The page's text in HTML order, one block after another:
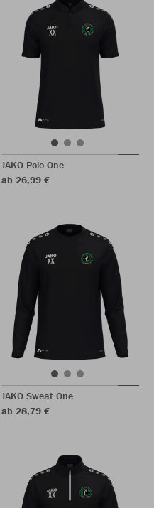
JAKO Polo One
ab 26,99 €
JAKO Sweat One
ab 28,79 €